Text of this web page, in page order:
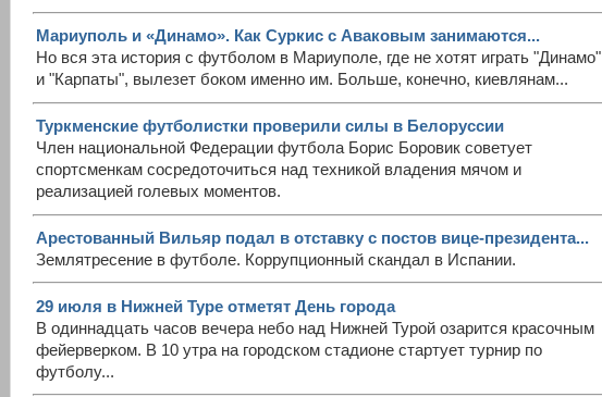
Мариуполь и «Динамо». Как Суркис с Аваковым занимаются...
Но вся эта история с футболом в Мариуполе, где не хотят играть "Динамо"
и "Карпаты", вылезет боком именно им. Больше, конечно, киевлянам...
Туркменские футболистки проверили силы в Белоруссии
Член национальной Федерации футбола Борис Боровик советует
спортсменкам сосредоточиться над техникой владения мячом и
реализацией голевых моментов.
Арестованный Вильяр подал в отставку с постов вице-президента...
Землятресение в футболе. Коррупционный скандал в Испании.
29 июля в Нижней Туре отметят День города
В одиннадцать часов вечера небо над Нижней Турой озарится красочным
фейерверком. В 10 утра на городском стадионе стартует турнир по
футболу...